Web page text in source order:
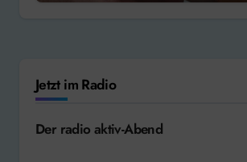
Jetzt im Radio
Der radio aktiv-Abend